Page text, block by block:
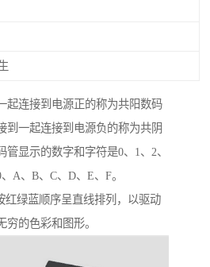
起连接到电源正的称为共阳数码
到一起连接到电源负的称为共阴
显示的数字和字符是0、1、2、
A、B、C、D、E、F。
红绿蓝顺序呈直线排列，以驱动
的色彩和图形。